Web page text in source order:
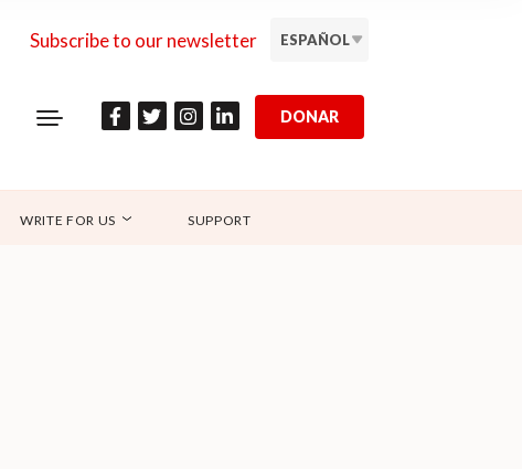
Subscribe to our newsletter ESPAÑOL
DONAR
WRITE FOR US SUPPORT